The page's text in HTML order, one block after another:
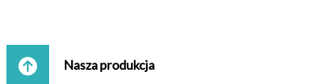
Nasza produkcja